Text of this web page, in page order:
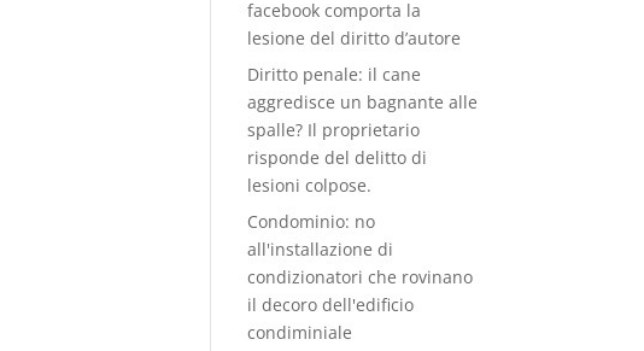
facebook comporta la
lesione del diritto d’autore
Diritto penale: il cane
aggredisce un bagnante alle
spalle? Il proprietario
risponde del delitto di
lesioni colpose.
Condominio: no
all'installazione di
condizionatori che rovinano
il decoro dell'edificio
condiminiale